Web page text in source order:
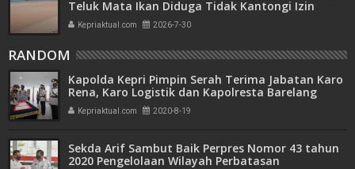
Teluk Mata Ikan Diduga Tidak Kantongi Izin
Amdal
Kepriaktual.com 2026-7-30
RANDOM
Kapolda Kepri Pimpin Serah Terima Jabatan Karo
Rena, Karo Logistik dan Kapolresta Barelang
Kepriaktual.com 2020-8-19
Sekda Arif Sambut Baik Perpres Nomor 43 tahun
2020 Pengelolaan Wilayah Perbatasan